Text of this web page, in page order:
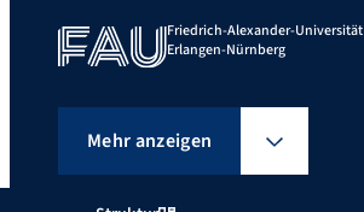
Friedrich-Alexander-Universität
Erlangen-Nürnberg
Mehr anzeigen